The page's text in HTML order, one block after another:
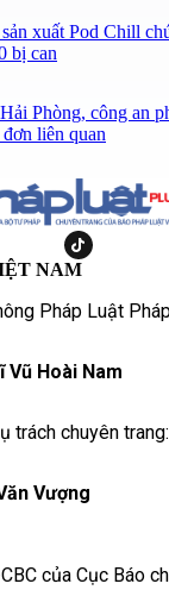
xuất Pod Chill
bị can
Phòng, công an
liên quan
NAM
Pháp Luật
Vũ Hoài Nam
trách chuyên trang:
Vượng
của Cục Báo